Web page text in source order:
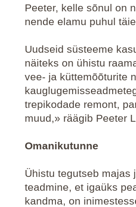
Peeter, kelle sõnul on
nende elamu puhul
Uudseid süsteeme
näiteks on ühistu
vee- ja küttemõõturite
trepikodade remont,
muud,» räägib Peeter
Omanikutunne
Ühistu tegutseb majas
teadmine, et igaüks
kandma, on